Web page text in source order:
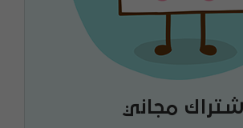
اشتراك مجاني